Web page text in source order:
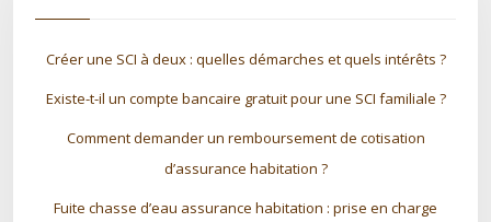
Créer une SCI à deux : quelles démarches et quels intérêts ?
Existe-t-il un compte bancaire gratuit pour une SCI familiale ?
Comment demander un remboursement de cotisation
d’assurance habitation ?
Fuite chasse d’eau assurance habitation : prise en charge